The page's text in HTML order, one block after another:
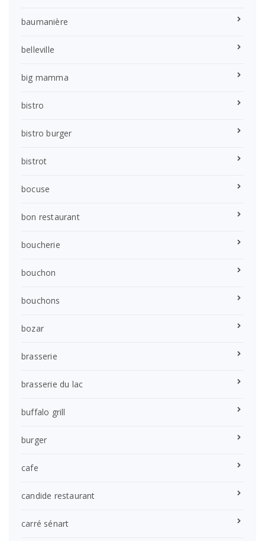
baumanière
belleville
big mamma
bistro
bistro burger
bistrot
bocuse
bon restaurant
boucherie
bouchon
bouchons
bozar
brasserie
brasserie du lac
buffalo grill
burger
cafe
candide restaurant
carré sénart